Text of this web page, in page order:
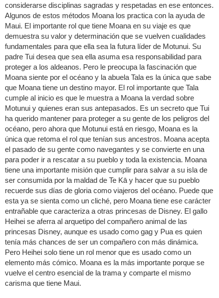
considerarse disciplinas sagradas y respetadas en ese entonces.
Algunos de estos métodos Moana los practica con la ayuda de
Maui. El importante rol que tiene Moana en su viaje es que
demuestra su valor y determinación que se vuelven cualidades
fundamentales para que ella sea la futura líder de Motunui. Su
padre Tui desea que sea ella asuma esa responsabilidad para
proteger a los aldeanos. Pero le preocupa la fascinación que
Moana siente por el océano y la abuela Tala es la única que sabe
que Moana tiene un destino mayor. El rol importante que Tala
cumple al inicio es que le muestra a Moana la verdad sobre
Motunui y quienes eran sus antepasados. Es un secreto que Tui
ha querido mantener para proteger a su gente de los peligros del
océano, pero ahora que Motunui está en riesgo, Moana es la
única que retoma el rol que tenían sus ancestros. Moana acepta
el pasado de su gente como navegantes y se convierte en una
para poder ir a rescatar a su pueblo y toda la existencia. Moana
tiene una importante misión que cumplir para salvar a su isla de
ser consumida por la maldad de Te Kā y hacer que su pueblo
recuerde sus días de gloria como viajeros del océano. Puede que
esta ya se sienta como un cliché, pero Moana tiene ese carácter
entrañable que caracteriza a otras princesas de Disney. El gallo
Heihei se aferra al arquetipo del compañero animal de las
princesas Disney, aunque es usado como gag y Pua es quien
tenía más chances de ser un compañero con más dinámica.
Pero Heihei solo tiene un rol menor que es usado como un
elemento más cómico. Moana es la más importante porque se
vuelve el centro esencial de la trama y comparte el mismo
carisma que tiene Maui.